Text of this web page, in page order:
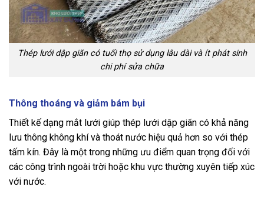
Thép lưới dập giãn có tuổi thọ sử dụng lâu dài và ít phát sinh
chi phí sửa chữa
Thông thoáng và giảm bám bụi
Thiết kế dạng mắt lưới giúp thép lưới dập giãn có khả năng
lưu thông không khí và thoát nước hiệu quả hơn so với thép
tấm kín. Đây là một trong những ưu điểm quan trọng đối với
các công trình ngoài trời hoặc khu vực thường xuyên tiếp xúc
với nước.